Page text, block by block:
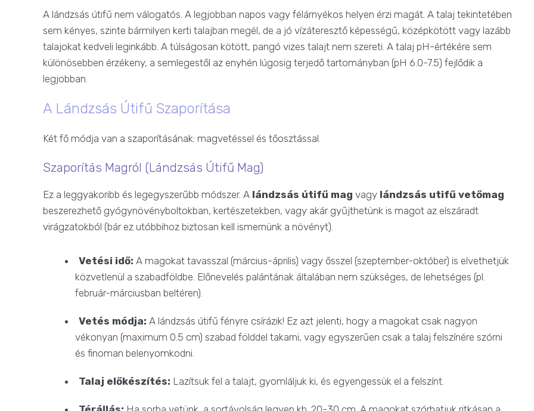
A lándzsás útifű nem válogatós. A legjobban napos vagy félárnyékos helyen érzi magát. A talaj tekintetében
sem kényes, szinte bármilyen kerti talajban megél, de a jó vízáteresztő képességű, középkötött vagy lazább
talajokat kedveli leginkább. A túlságosan kötött, pangó vizes talajt nem szereti. A talaj pH-értékére sem
különösebben érzékeny, a semlegestől az enyhén lúgosig terjedő tartományban (pH 6.0-7.5) fejlődik a
legjobban.
A Lándzsás Útifű Szaporítása
Két fő módja van a szaporításának: magvetéssel és tőosztással.
Szaporítás Magról (Lándzsás Útifű Mag)
Ez a leggyakoribb és legegyszerűbb módszer. A lándzsás útifű mag vagy lándzsás utifű vetőmag
beszerezhető gyógynövényboltokban, kertészetekben, vagy akár gyűjthetünk is magot az elszáradt
virágzatokból (bár ez utóbbihoz biztosan kell ismernünk a növényt).
Vetési idő: A magokat tavasszal (március-április) vagy ősszel (szeptember-október) is elvethetjük
közvetlenül a szabadföldbe. Előnevelés palántának általában nem szükséges, de lehetséges (pl.
február-márciusban beltéren).
Vetés módja: A lándzsás útifű fényre csírázik! Ez azt jelenti, hogy a magokat csak nagyon
vékonyan (maximum 0.5 cm) szabad földdel takarni, vagy egyszerűen csak a talaj felszínére szórni
és finoman belenyomkodni.
Talaj előkészítés: Lazítsuk fel a talajt, gyomláljuk ki, és egyengessük el a felszínt.